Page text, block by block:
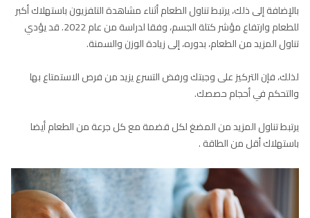
بالإضافة إلى ذلك، يرتبط تناول الطعام أثناء مشاهدة التلفزيون باستهلاك أكبر
للطعام وارتفاع مؤشر كتلة الجسم، وفقا لدراسة من عام 2022. قد يؤدي
تناول المزيد من الطعام، بدوره، إلى زيادة الوزن والسمنة.
لذلك، فإن التركيز على وجبتك ورفض التسرع يزيد من فرص الاستمتاع بها
والتحكم في أحجام حصصك.
يرتبط تناول المزيد من المضغ لكل قضمة مع كل جرعة من الطعام أيضا
باستهلاك أقل من الطاقة .